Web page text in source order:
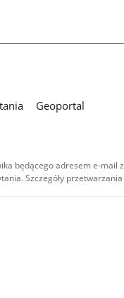
Geoportal
będącego adresem e-mail
Szczegóły